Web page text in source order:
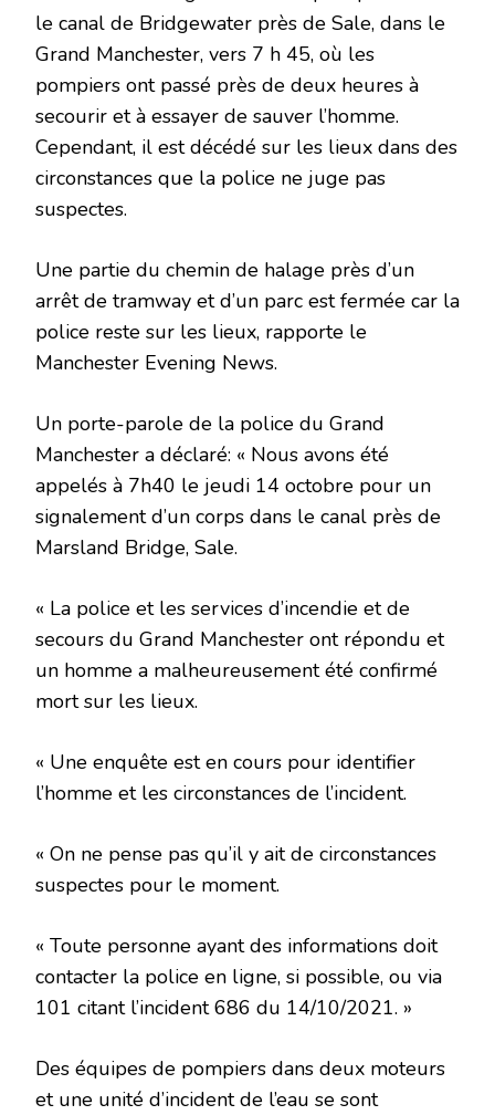
le canal de Bridgewater près de Sale, dans le
Grand Manchester, vers 7 h 45, où les
pompiers ont passé près de deux heures à
secourir et à essayer de sauver l’homme.
Cependant, il est décédé sur les lieux dans des
circonstances que la police ne juge pas
suspectes.
Une partie du chemin de halage près d’un
arrêt de tramway et d’un parc est fermée car la
police reste sur les lieux, rapporte le
Manchester Evening News.
Un porte-parole de la police du Grand
Manchester a déclaré: « Nous avons été
appelés à 7h40 le jeudi 14 octobre pour un
signalement d’un corps dans le canal près de
Marsland Bridge, Sale.
« La police et les services d’incendie et de
secours du Grand Manchester ont répondu et
un homme a malheureusement été confirmé
mort sur les lieux.
« Une enquête est en cours pour identifier
l’homme et les circonstances de l’incident.
« On ne pense pas qu’il y ait de circonstances
suspectes pour le moment.
« Toute personne ayant des informations doit
contacter la police en ligne, si possible, ou via
101 citant l’incident 686 du 14/10/2021. »
Des équipes de pompiers dans deux moteurs
et une unité d’incident de l’eau se sont